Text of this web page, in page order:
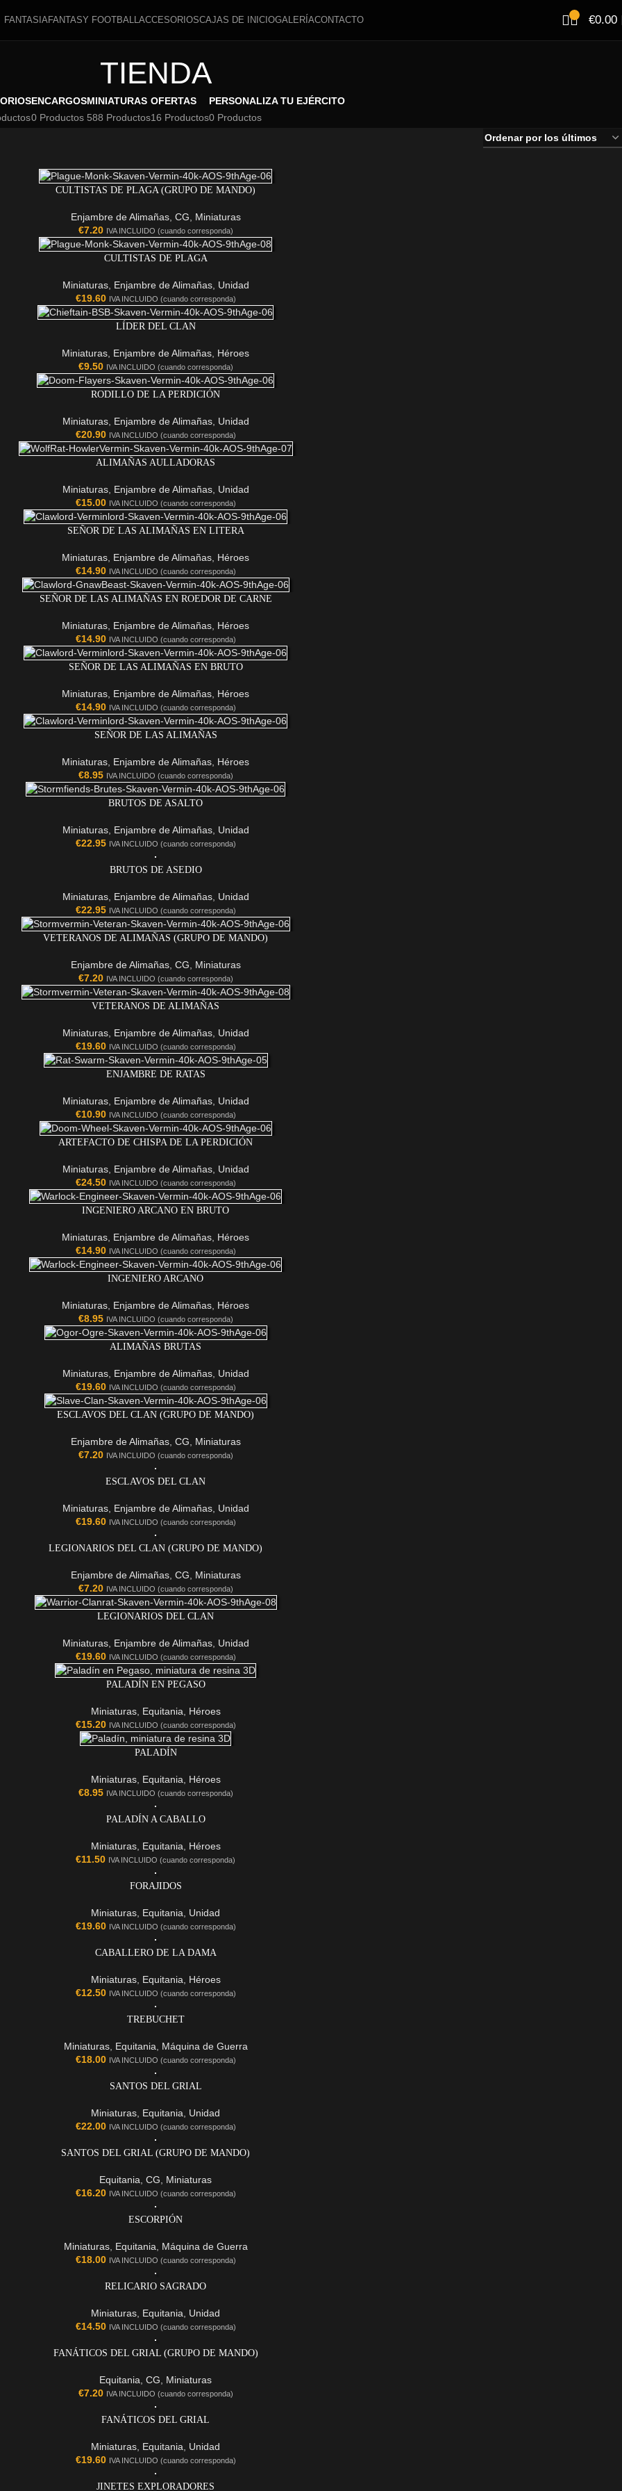
FANTASIAFANTASY FOOTBALLACCESORIOSCAJAS DE INICIOGALERÍACONTACTO €0.00
TIENDA
ENCARGOS
0 Productos
MINIATURAS
588 Productos
OFERTAS
16 Productos
PERSONALIZA TU EJÉRCITO
0 Productos
CULTISTAS DE PLAGA (GRUPO DE MANDO)
Enjambre de Alimañas, CG
Miniaturas
€7.20 IVA INCLUIDO (cuando corresponda)
CULTISTAS DE PLAGA
Miniaturas, Enjambre de Alimañas, Unidad
€19.60 IVA INCLUIDO (cuando corresponda)
LÍDER DEL CLAN
Miniaturas Enjambre de Alimañas Héroes
€9.50 IVA INCLUIDO (cuando corresponda)
RODILLO DE LA PERDICIÓN
Miniaturas, Enjambre de Alimañas, Unidad
€20.90 IVA INCLUIDO (cuando corresponda)
ALIMAÑAS AULLADORAS
Miniaturas, Enjambre de Alimañas, Unidad
€15.00 IVA INCLUIDO (cuando corresponda)
SEÑOR DE LAS ALIMAÑAS EN LITERA
Miniaturas Enjambre de Alimañas Héroes
€14.90 IVA INCLUIDO (cuando corresponda)
SEÑOR DE LAS ALIMAÑAS EN ROEDOR DE CARNE
Miniaturas Enjambre de Alimañas Héroes
€14.90 IVA INCLUIDO (cuando corresponda)
SEÑOR DE LAS ALIMAÑAS EN BRUTO
Miniaturas Enjambre de Alimañas Héroes
€14.90 IVA INCLUIDO (cuando corresponda)
SEÑOR DE LAS ALIMAÑAS
Miniaturas Enjambre de Alimañas Héroes
€8.95 IVA INCLUIDO (cuando corresponda)
BRUTOS DE ASALTO
Miniaturas, Enjambre de Alimañas, Unidad
€22.95 IVA INCLUIDO (cuando corresponda)
BRUTOS DE ASEDIO
Miniaturas, Enjambre de Alimañas, Unidad
€22.95 IVA INCLUIDO (cuando corresponda)
VETERANOS DE ALIMAÑAS (GRUPO DE MANDO)
Enjambre de Alimañas, CG
Miniaturas
€7.20 IVA INCLUIDO (cuando corresponda)
VETERANOS DE ALIMAÑAS
Miniaturas, Enjambre de Alimañas, Unidad
€19.60 IVA INCLUIDO (cuando corresponda)
ENJAMBRE DE RATAS
Miniaturas, Enjambre de Alimañas, Unidad
€10.90 IVA INCLUIDO (cuando corresponda)
ARTEFACTO DE CHISPA DE LA PERDICIÓN
Miniaturas, Enjambre de Alimañas, Unidad
€24.50 IVA INCLUIDO (cuando corresponda)
INGENIERO ARCANO EN BRUTO
Miniaturas Enjambre de Alimañas Héroes
€14.90 IVA INCLUIDO (cuando corresponda)
INGENIERO ARCANO
Miniaturas Enjambre de Alimañas Héroes
€8.95 IVA INCLUIDO (cuando corresponda)
ALIMAÑAS BRUTAS
Miniaturas, Enjambre de Alimañas, Unidad
€19.60 IVA INCLUIDO (cuando corresponda)
ESCLAVOS DEL CLAN (GRUPO DE MANDO)
Enjambre de Alimañas, CG
Miniaturas
€7.20 IVA INCLUIDO (cuando corresponda)
ESCLAVOS DEL CLAN
Miniaturas, Enjambre de Alimañas, Unidad
€19.60 IVA INCLUIDO (cuando corresponda)
LEGIONARIOS DEL CLAN (GRUPO DE MANDO)
Enjambre de Alimañas, CG
Miniaturas
€7.20 IVA INCLUIDO (cuando corresponda)
LEGIONARIOS DEL CLAN
Miniaturas, Enjambre de Alimañas, Unidad
€19.60 IVA INCLUIDO (cuando corresponda)
PALADÍN EN PEGASO
Miniaturas, Equitania
Héroes
€15.20 IVA INCLUIDO (cuando corresponda)
PALADÍN
Miniaturas, Equitania
Héroes
€8.95 IVA INCLUIDO (cuando corresponda)
PALADÍN A CABALLO
Miniaturas, Equitania
Héroes
€11.50 IVA INCLUIDO (cuando corresponda)
FORAJIDOS
Miniaturas Equitania
Unidad
€19.60 IVA INCLUIDO (cuando corresponda)
CABALLERO DE LA DAMA
Miniaturas, Equitania
Héroes
€12.50 IVA INCLUIDO (cuando corresponda)
TREBUCHET
Miniaturas, Equitania
Máquina de Guerra
€18.00 IVA INCLUIDO (cuando corresponda)
SANTOS DEL GRIAL
Miniaturas Equitania
Unidad
€22.00 IVA INCLUIDO (cuando corresponda)
SANTOS DEL GRIAL (GRUPO DE MANDO)
Equitania CG
Miniaturas
€16.20 IVA INCLUIDO (cuando corresponda)
ESCORPIÓN
Miniaturas, Equitania
Máquina de Guerra
€18.00 IVA INCLUIDO (cuando corresponda)
RELICARIO SAGRADO
Miniaturas Equitania
Unidad
€14.50 IVA INCLUIDO (cuando corresponda)
FANÁTICOS DEL GRIAL (GRUPO DE MANDO)
Equitania CG
Miniaturas
€7.20 IVA INCLUIDO (cuando corresponda)
FANÁTICOS DEL GRIAL
Miniaturas Equitania
Unidad
€19.60 IVA INCLUIDO (cuando corresponda)
JINETES EXPLORADORES